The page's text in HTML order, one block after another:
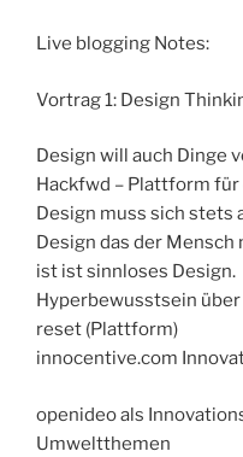
Live blogging Notes:
Vortrag 1: Design
Design will auch Dinge
Hackfwd – Plattform
Design muss sich stets
Design das der
ist ist sinnloses Design.
Hyperbewusstsein
reset (Plattform)
innocentive.com
openideo als
Umweltthemen